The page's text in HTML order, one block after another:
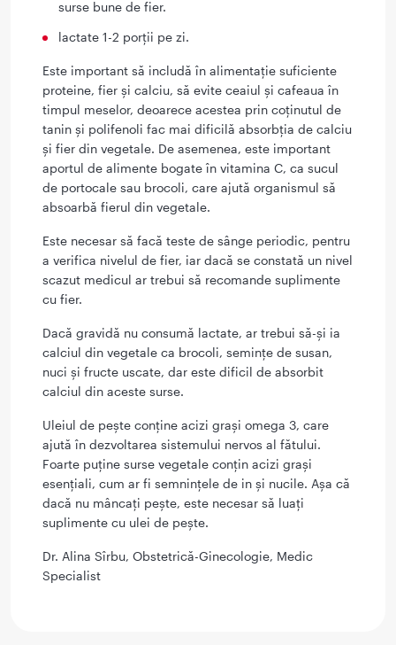
surse bune de fier.
lactate 1-2 porții pe zi.
Este important să includă în alimentație suficiente
proteine, fier și calciu, să evite ceaiul și cafeaua în
timpul meselor, deoarece acestea prin coținutul de
tanin și polifenoli fac mai dificilă absorbția de calciu
și fier din vegetale. De asemenea, este important
aportul de alimente bogate în vitamina C, ca sucul
de portocale sau brocoli, care ajută organismul să
absoarbă fierul din vegetale.
Este necesar să facă teste de sânge periodic, pentru
a verifica nivelul de fier, iar dacă se constată un nivel
scazut medicul ar trebui să recomande suplimente
cu fier.
Dacă gravidă nu consumă lactate, ar trebui să-și ia
calciul din vegetale ca brocoli, semințe de susan,
nuci și fructe uscate, dar este dificil de absorbit
calciul din aceste surse.
Uleiul de pește conține acizi grași omega 3, care
ajută în dezvoltarea sistemului nervos al fătului.
Foarte puține surse vegetale conțin acizi grași
esențiali, cum ar fi semnințele de in și nucile. Așa că
dacă nu mâncați pește, este necesar să luați
suplimente cu ulei de pește.
Dr. Alina Sîrbu, Obstetrică-Ginecologie, Medic
Specialist